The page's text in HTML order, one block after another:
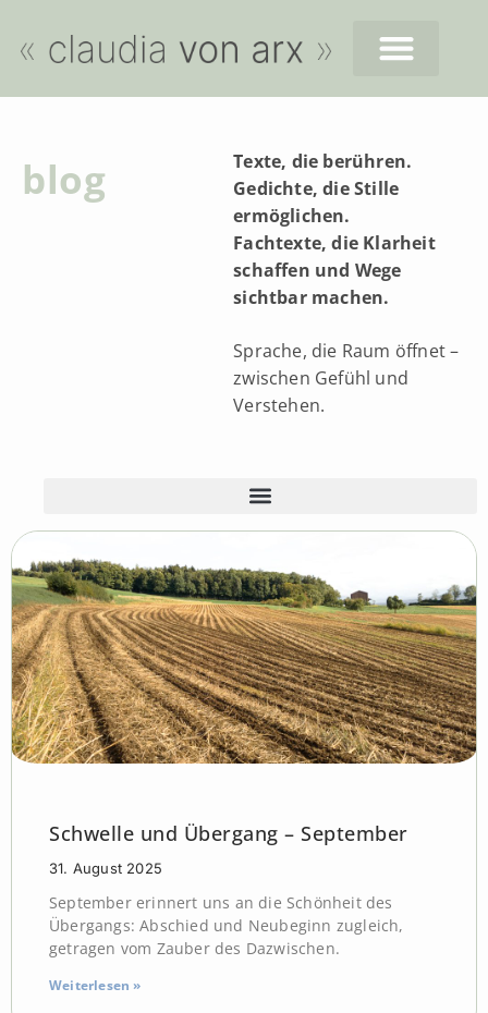
blog
Texte, die berühren.
Gedichte, die Stille
ermöglichen.
Fachtexte, die Klarheit
schaffen und Wege
sichtbar machen.
Sprache, die Raum öffnet –
zwischen Gefühl und
Verstehen.
Schwelle und Übergang – September
31. August 2025
September erinnert uns an die Schönheit des
Übergangs: Abschied und Neubeginn zugleich,
getragen vom Zauber des Dazwischen.
Weiterlesen »